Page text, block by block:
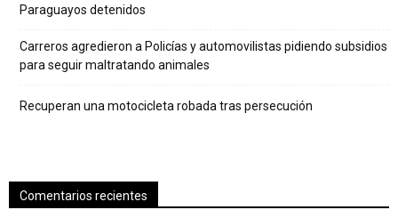
Paraguayos detenidos
Carreros agredieron a Policías y automovilistas pidiendo subsidios
para seguir maltratando animales
Recuperan una motocicleta robada tras persecución
Comentarios recientes